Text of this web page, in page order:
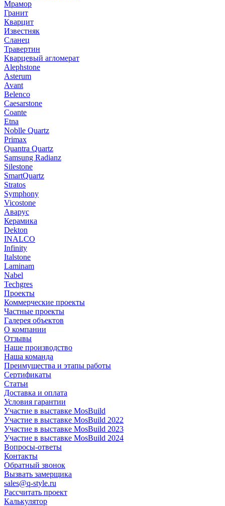
Мрамор
Гранит
Кварцит
Известняк
Сланец
Травертин
Кварцевый агломерат
Alephstone
Asterum
Avant
Belenco
Caesarstone
Coante
Etna
Noblle Quartz
Primax
Quantra Quartz
Samsung Radianz
Silestone
SmartQuartz
Stratos
Symphony
Vicostone
Аварус
Керамика
Dekton
INALCO
Infinity
Italstone
Laminam
Nabel
Techgres
Проекты
Коммерческие проекты
Частные проекты
Галерея объектов
О компании
Отзывы
Наше производство
Наша команда
Преимущества и этапы работы
Сертификаты
Статьи
Доставка и оплата
Условия гарантии
Участие в выставке MosBuild
Участие в выставке MosBuild 2022
Участие в выставке MosBuild 2023
Участие в выставке MosBuild 2024
Вопросы-ответы
Контакты
Обратный звонок
Вызвать замерщика
sales@q-style.ru
Рассчитать проект
Калькулятор